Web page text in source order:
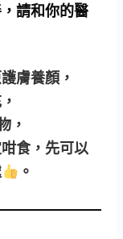
請和你的醫
膚養顏，
，
食，先可以
。